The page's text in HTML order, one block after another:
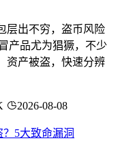
层出不穷，盗币风险
产品尤为猖獗，不少
资产被盗，快速分辨
2026-08-08